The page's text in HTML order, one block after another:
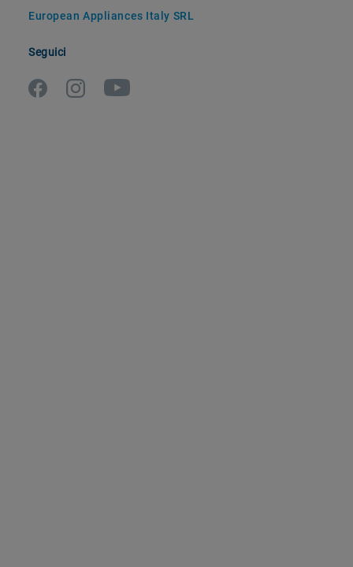
European Appliances Italy SRL
Seguici